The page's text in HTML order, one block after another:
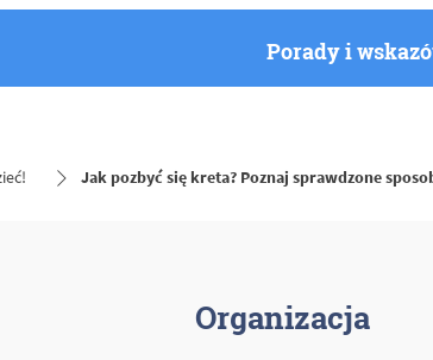
Porady i
Jak pozbyć się kreta? Poznaj sprawdzone
Organizacja